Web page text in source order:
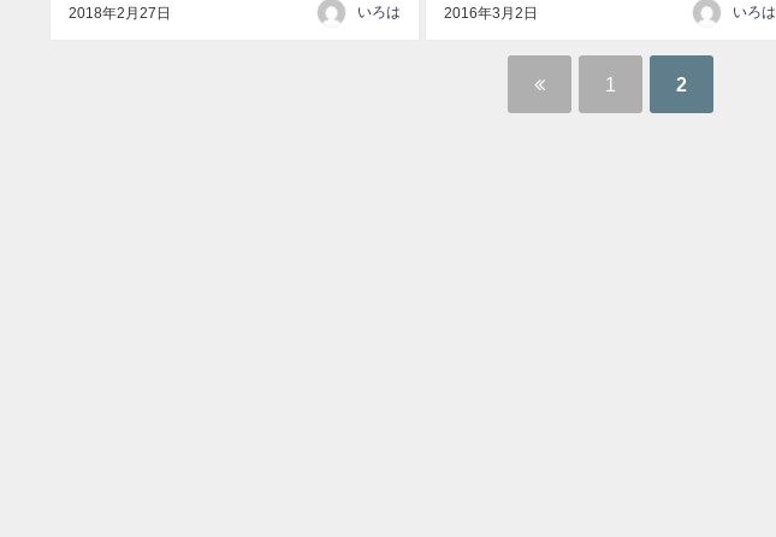
2018年2月27日 いろは 2016年3月2日 いろは
1 2